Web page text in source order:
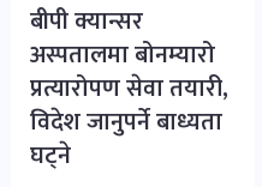
बीपी क्यान्सर
अस्पतालमा बोनम्यारो
प्रत्यारोपण सेवा तयारी,
विदेश जानुपर्ने बाध्यता
घट्ने